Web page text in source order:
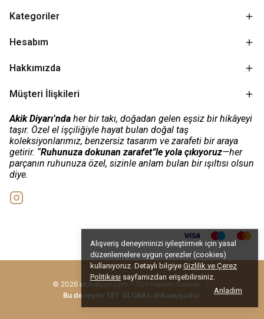
Alışveriş deneyiminizi iyileştirmek için yasal
düzenlemelere uygun çerezler (cookies)
kullanıyoruz. Detaylı bilgiye Gizlilik ve Çerez
Politikası sayfamızdan erişebilirsiniz.
Anladım
Kategoriler
Hesabım
Hakkımızda
Müşteri İlişkileri
Akik Diyarı’nda her bir takı, doğadan gelen eşsiz bir hikâyeyi
taşır. Özel el işçiliğiyle hayat bulan doğal taş
koleksiyonlarımız, benzersiz tasarım ve zarafeti bir araya
getirir. “Ruhunuza dokunan zarafet”le yola çıkıyoruz—her
parçanın ruhunuza özel, sizinle anlam bulan bir ışıltısı olsun
diye.
© 2026 akikdiyari.com – Tüm Hakları Saklıdır
Bu deneyim TET GLOBAL dokunuşudur.